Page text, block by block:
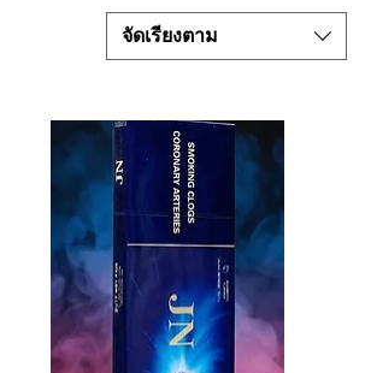
จัดเรียงตาม